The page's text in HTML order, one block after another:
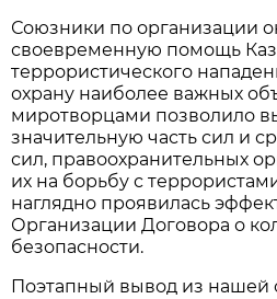
Союзники по организации
своевременную помощь
террористического
охрану наиболее важных
миротворцами позволило
значительную часть сил и
сил, правоохранительных
их на борьбу с
наглядно проявилась
Организации Договора о
безопасности.
Поэтапный вывод из нашей